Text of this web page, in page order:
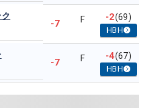
-7 F -2(69)
HBH
-7 F -4(67)
HBH